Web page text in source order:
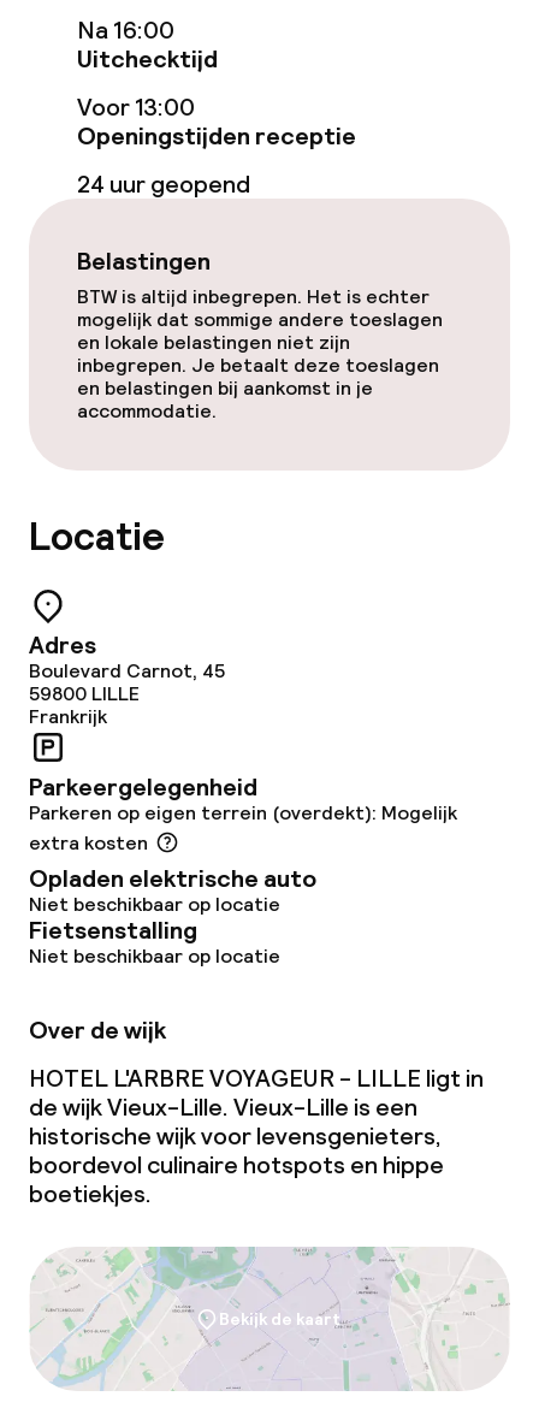
Entertainment
Betaalde wifi
Tuin
Terras
Eet- en drinkgelegenheden
Restaurant
Bar
Eet- en drinkdiensten
Roomservice
Schoonmaakvoorzieningen
Wasservice
Zakelijke faciliteiten
Conferentieruimte
Vergaderruimte
Beleid
Na 16:00
Uitchecktijd
Voor 13:00
Openingstijden receptie
24 uur geopend
Belastingen
BTW is altijd inbegrepen. Het is echter
mogelijk dat sommige andere toeslagen
en lokale belastingen niet zijn
inbegrepen. Je betaalt deze toeslagen
en belastingen bij aankomst in je
accommodatie.
Locatie
Adres
Boulevard Carnot, 45
59800 LILLE
Frankrijk
Parkeergelegenheid
Parkeren op eigen terrein (overdekt): Mogelijk
extra kosten
Opladen elektrische auto
Niet beschikbaar op locatie
Fietsenstalling
Niet beschikbaar op locatie
Over de wijk
HOTEL L'ARBRE VOYAGEUR - LILLE ligt in
de wijk Vieux-Lille. Vieux-Lille is een
historische wijk voor levensgenieters,
boordevol culinaire hotspots en hippe
boetiekjes.
Bekijk de kaart